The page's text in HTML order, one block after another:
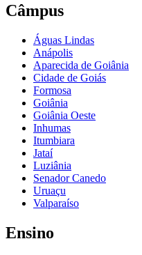
Câmpus
Águas Lindas
Anápolis
Aparecida de Goiânia
Cidade de Goiás
Formosa
Goiânia
Goiânia Oeste
Inhumas
Itumbiara
Jataí
Luziânia
Senador Canedo
Uruaçu
Valparaíso
Ensino